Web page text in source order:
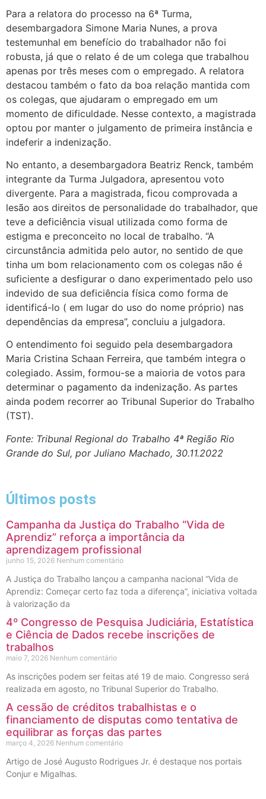
Para a relatora do processo na 6ª Turma,
desembargadora Simone Maria Nunes, a prova
testemunhal em benefício do trabalhador não foi
robusta, já que o relato é de um colega que trabalhou
apenas por três meses com o empregado. A relatora
destacou também o fato da boa relação mantida com
os colegas, que ajudaram o empregado em um
momento de dificuldade. Nesse contexto, a magistrada
optou por manter o julgamento de primeira instância e
indeferir a indenização.
No entanto, a desembargadora Beatriz Renck, também
integrante da Turma Julgadora, apresentou voto
divergente. Para a magistrada, ficou comprovada a
lesão aos direitos de personalidade do trabalhador, que
teve a deficiência visual utilizada como forma de
estigma e preconceito no local de trabalho. “A
circunstância admitida pelo autor, no sentido de que
tinha um bom relacionamento com os colegas não é
suficiente a desfigurar o dano experimentado pelo uso
indevido de sua deficiência física como forma de
identificá-lo ( em lugar do uso do nome próprio) nas
dependências da empresa”, concluiu a julgadora.
O entendimento foi seguido pela desembargadora
Maria Cristina Schaan Ferreira, que também integra o
colegiado. Assim, formou-se a maioria de votos para
determinar o pagamento da indenização. As partes
ainda podem recorrer ao Tribunal Superior do Trabalho
(TST).
Fonte: Tribunal Regional do Trabalho 4ª Região Rio
Grande do Sul, por Juliano Machado, 30.11.2022
Últimos posts
Campanha da Justiça do Trabalho “Vida de
Aprendiz” reforça a importância da
aprendizagem profissional
junho 15, 2026 Nenhum comentário
A Justiça do Trabalho lançou a campanha nacional “Vida de
Aprendiz: Começar certo faz toda a diferença”, iniciativa voltada
à valorização da
4º Congresso de Pesquisa Judiciária, Estatística
e Ciência de Dados recebe inscrições de
trabalhos
maio 7, 2026 Nenhum comentário
As inscrições podem ser feitas até 19 de maio. Congresso será
realizada em agosto, no Tribunal Superior do Trabalho.
A cessão de créditos trabalhistas e o
financiamento de disputas como tentativa de
equilibrar as forças das partes
março 4, 2026 Nenhum comentário
Artigo de José Augusto Rodrigues Jr. é destaque nos portais
Conjur e Migalhas.